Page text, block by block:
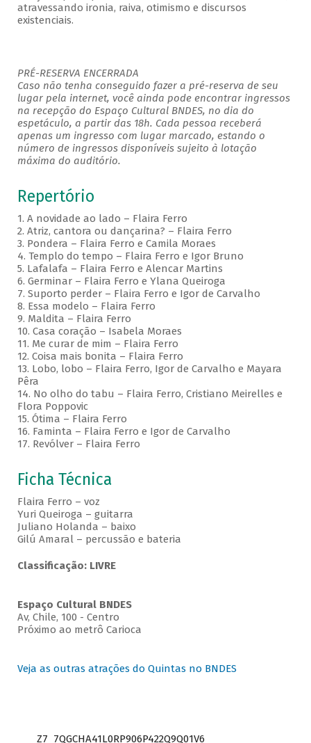
atravessando ironia, raiva, otimismo e discursos
existenciais.
PRÉ-RESERVA ENCERRADA
Caso não tenha conseguido fazer a pré-reserva de seu
lugar pela internet, você ainda pode encontrar ingressos
na recepção do Espaço Cultural BNDES, no dia do
espetáculo, a partir das 18h. Cada pessoa receberá
apenas um ingresso com lugar marcado, estando o
número de ingressos disponíveis sujeito à lotação
máxima do auditório.
Repertório
1. A novidade ao lado – Flaira Ferro
2. Atriz, cantora ou dançarina? – Flaira Ferro
3. Pondera – Flaira Ferro e Camila Moraes
4. Templo do tempo – Flaira Ferro e Igor Bruno
5. Lafalafa – Flaira Ferro e Alencar Martins
6. Germinar – Flaira Ferro e Ylana Queiroga
7. Suporto perder – Flaira Ferro e Igor de Carvalho
8. Essa modelo – Flaira Ferro
9. Maldita – Flaira Ferro
10. Casa coração – Isabela Moraes
11. Me curar de mim – Flaira Ferro
12. Coisa mais bonita – Flaira Ferro
13. Lobo, lobo – Flaira Ferro, Igor de Carvalho e Mayara
Pêra
14. No olho do tabu – Flaira Ferro, Cristiano Meirelles e
Flora Poppovic
15. Ótima – Flaira Ferro
16. Faminta – Flaira Ferro e Igor de Carvalho
17. Revólver – Flaira Ferro
Ficha Técnica
Flaira Ferro – voz
Yuri Queiroga – guitarra
Juliano Holanda – baixo
Gilú Amaral – percussão e bateria
Classificação: LIVRE
Espaço Cultural BNDES
Av, Chile, 100 - Centro
Próximo ao metrô Carioca
Veja as outras atrações do Quintas no BNDES
Z7_7QGCHA41L0RP906P422Q9Q01V6